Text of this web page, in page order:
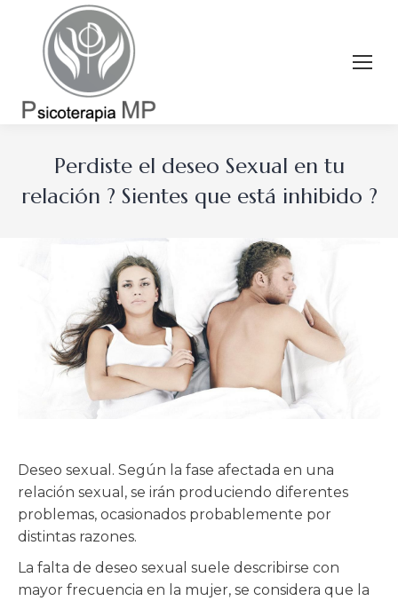
Perdiste el deseo Sexual en tu
relación ? Sientes que está inhibido ?
Deseo sexual. Según la fase afectada en una
relación sexual, se irán produciendo diferentes
problemas, ocasionados probablemente por
distintas razones.
La falta de deseo sexual suele describirse con
mayor frecuencia en la mujer, se considera que la